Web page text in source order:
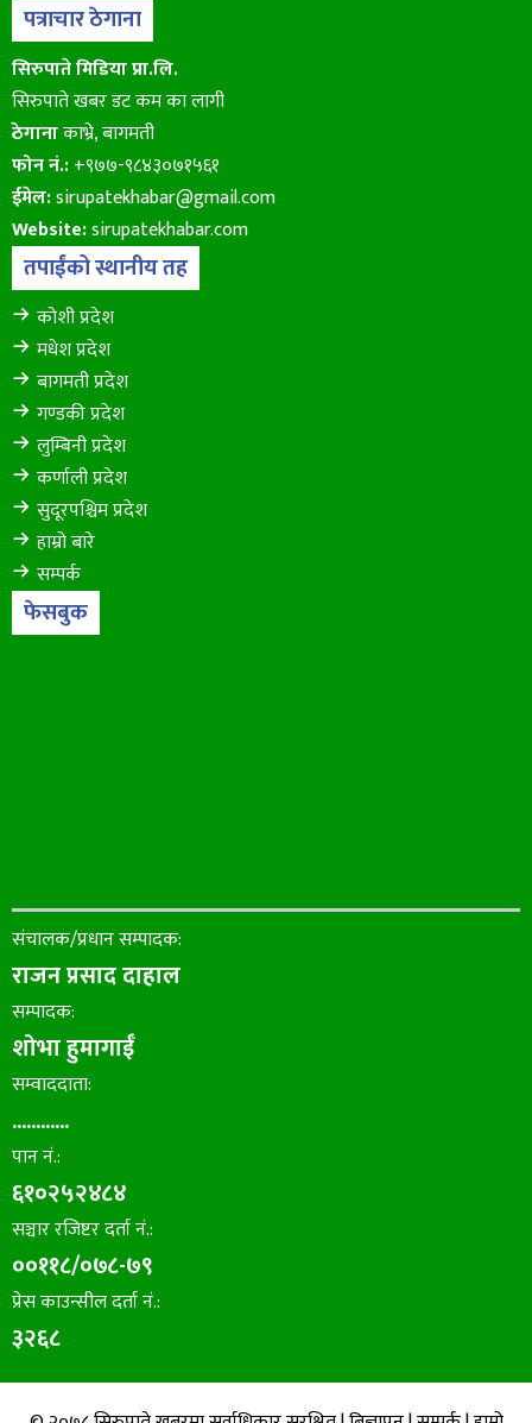
पत्राचार ठेगाना
सिरुपाते मिडिया प्रा.लि.
सिरुपाते खबर डट कम का लागी
ठेगानाकाभ्रे, बागमती
फोन नं.:+९७७-९८४३०७१५६१
ईमेल:sirupatekhabar@gmail.com
Website:sirupatekhabar.com
तपाईंको स्थानीय तह
कोशी प्रदेश
मधेश प्रदेश
बागमती प्रदेश
गण्डकी प्रदेश
लुम्बिनी प्रदेश
कर्णाली प्रदेश
सुदूरपश्चिम प्रदेश
हाम्रो बारे
सम्पर्क
फेसबुक
संचालक/प्रधान सम्पादक:
राजन प्रसाद दाहाल
सम्पादक:
शोभा हुमागाईँ
सम्वाददाता:
............
पान नं.:
६१०२५२४८४
सञ्चार रजिष्टर दर्ता नं.:
००११८/०७८-७९
प्रेस काउन्सील दर्ता नं.:
३२६८